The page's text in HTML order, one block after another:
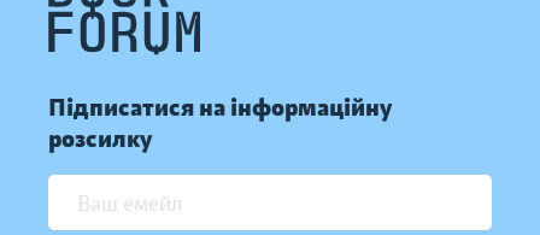
Підписатися на інформаційну
розсилку